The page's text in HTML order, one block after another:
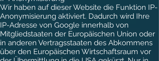
Wir haben auf dieser Website die Funktion IP-
Anonymisierung aktiviert. Dadurch wird Ihre
IP-Adresse von Google innerhalb von
Mitgliedstaaten der Europäischen Union oder
in anderen Vertragsstaaten des Abkommens
über den Europäischen Wirtschaftsraum vor